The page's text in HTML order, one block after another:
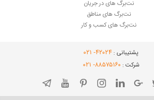
نت‌برگ های در جریان
نت‌برگ های مناطق
نت‌برگ های کسب و کار
پشتیبانی : ۴۲۰۲۴- ۰۲۱
شرکت : ۸۸۵۷۵۱۶۰- ۰۲۱